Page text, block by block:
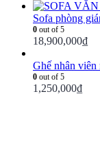
Sofa phòng
0 out of 5
18,900,000₫
Ghế nhân viên
0 out of 5
1,250,000₫